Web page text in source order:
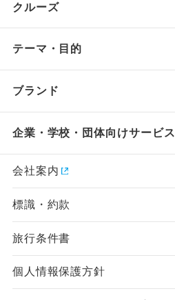
クルーズ
テーマ・目的
ブランド
企業・学校・団体向けサービス
会社案内
標識・約款
旅行条件書
個人情報保護方針